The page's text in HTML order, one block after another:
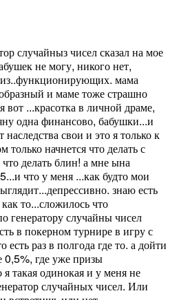
случайныз чисел сказал на мое
не могу, никого нет,
из..функционирующих. мама
и маме тоже страшно
вот ...красотка в личной драме,
одна финансово, бабушки...и
наследства свои и это я только к
только начнется что делать с
делать блин! а мне ына
что у меня ...как будто мои
знаю есть
то...сложилось что
генератору случайны чисел
в покерном турнире в игру с
раз в полгода где то. а дойти
0,5%, где уже призы
такая одинокая и у меня не
случайных чисел. Или